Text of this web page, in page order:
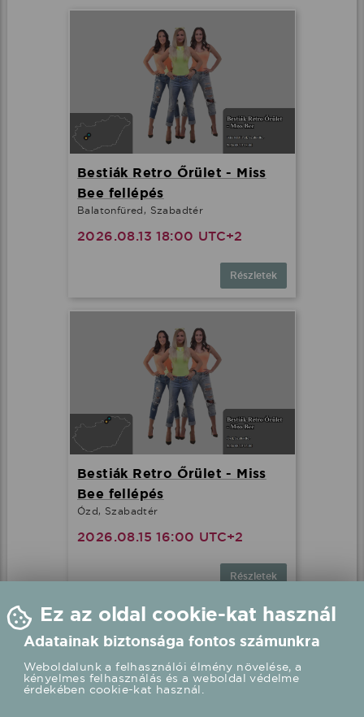
Bestiák Retro Őrület - Miss
Bee fellépés
Balatonfüred, Szabadtér
2026.08.13 18:00 UTC+2
Részletek
Bestiák Retro Őrület - Miss
Bee fellépés
Ózd, Szabadtér
2026.08.15 16:00 UTC+2
Részletek
Ez az oldal cookie-kat használ
Adatainak biztonsága fontos számunkra
Weboldalunk a felhasználói élmény növelése, a
kényelmes felhasználás és a weboldal védelme
érdekében cookie-kat használ.